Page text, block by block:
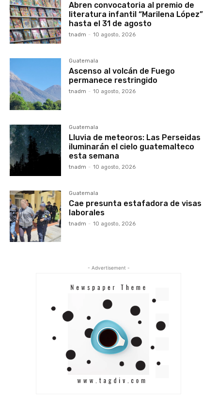
Abren convocatoria al premio de
literatura infantil “Marilena López”
hasta el 31 de agosto
tnadm - 10 agosto, 2026
Guatemala
Ascenso al volcán de Fuego
permanece restringido
tnadm - 10 agosto, 2026
Guatemala
Lluvia de meteoros: Las Perseidas
iluminarán el cielo guatemalteco
esta semana
tnadm - 10 agosto, 2026
Guatemala
Cae presunta estafadora de visas
laborales
tnadm - 10 agosto, 2026
- Advertisement -